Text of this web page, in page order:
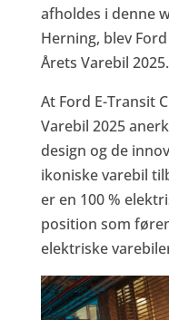
afholdes i denne
Herning, blev
Årets Varebil 2025.
At Ford E-Transit
Varebil 2025
design og de
ikoniske varebil
er en 100 %
position som
elektriske